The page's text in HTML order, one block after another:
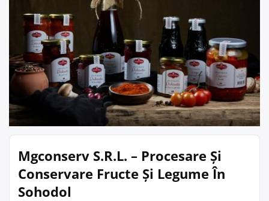
Mgconserv S.R.L. – Procesare Și
Conservare Fructe Și Legume În
Sohodol